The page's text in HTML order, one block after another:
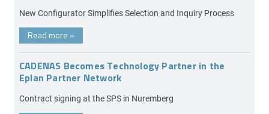
New Configurator Simplifies Selection and Inquiry Process
Read more »
CADENAS Becomes Technology Partner in the
Eplan Partner Network
Contract signing at the SPS in Nuremberg